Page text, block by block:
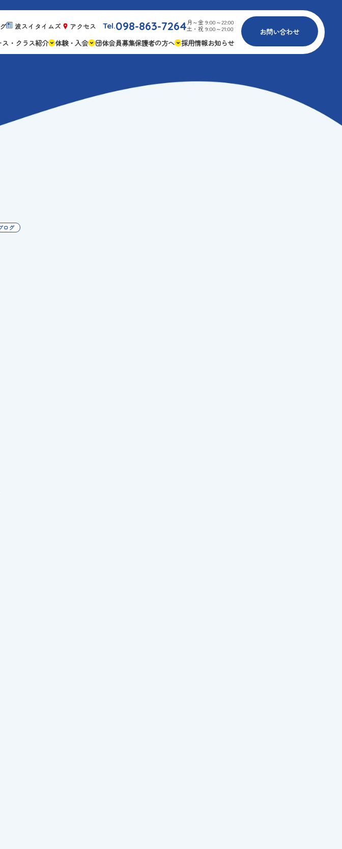
波スイタイムズ アクセス Tel.098-863-7264月～金 9:00～22:00
土・祝 9:00～21:00
お問い合わせ
ス・クラス紹介 体験・入会
キャンペーン情報
よくある質問
団体会員募集保護者の方へ
ゴールデンエイジ
採用情報お知らせ
ログ